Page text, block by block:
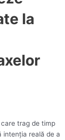
la
trag de timp
intenţia reală de a